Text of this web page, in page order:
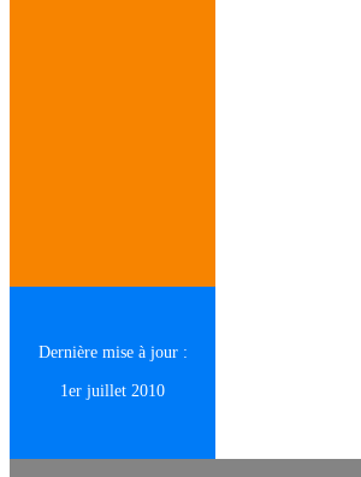
Dernière mise à jour :
1er juillet 2010